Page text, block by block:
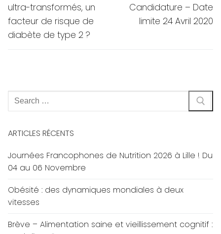
l’article
post:
ultra-transformés, un
facteur de risque de
diabète de type 2 ?
post:Candidature – Date
limite 24 Avril 2020
Rechercher
:
ARTICLES RÉCENTS
Journées Francophones de Nutrition 2026 à Lille ! Du
04 au 06 Novembre
Obésité : des dynamiques mondiales à deux
vitesses
Brève – Alimentation saine et vieillissement cognitif :